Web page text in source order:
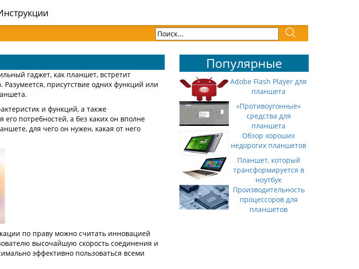
гаджет, как планшет, встретит
Разумеется, присутствие одних функций или
и функций, а также
потребностей, а без каких он вполне
для чего он нужен, какая от него
по праву можно считать инновацией
высочайшую скорость соединения и
эффективно пользоваться всеми
Популярные
Adobe Flash Player для
планшета
«Противоугонные»
средства для
планшета
Обзор хороших
недорогих планшетов
Планшет, который
трансформируется в
ноутбук
Производительность
процессоров для
планшетов